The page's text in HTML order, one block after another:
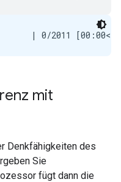
mit
Denkfähigkeiten des
Sie
fügt dann die